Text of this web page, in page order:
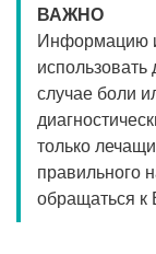
Прием
Прием
Прием
Прием
Прием
ВАЖНО
Информацию
случае боли
только
правильного
обращаться